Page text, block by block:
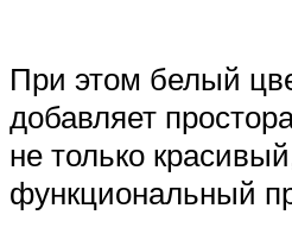
При этом белый
добавляет
не только
функциональный